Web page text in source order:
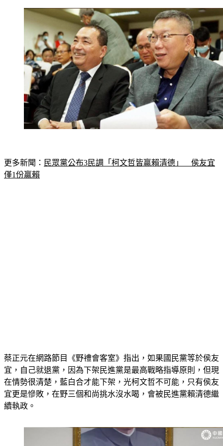
更多新聞： 民眾黨公布3民調「柯文哲皆贏賴清德」　侯友宜
僅1份贏賴
蔡正元在網路節目《野禮會客室》指出，如果國民黨等於侯友
宜，自己就退黨，因為下架民進黨是最高戰略指導原則，但現
在情勢很清楚，藍白合才能下架，光柯文哲不可能，只有侯友
宜更是慘敗，在野三個和尚挑水沒水喝，會被民進黨賴清德繼
續執政。